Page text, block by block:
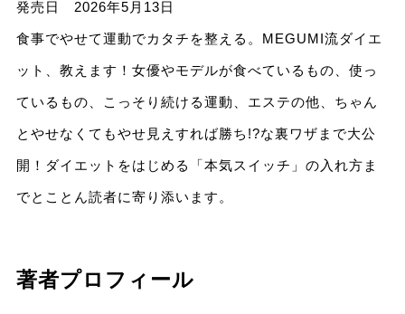
発売日 2026年5月13日
食事でやせて運動でカタチを整える。MEGUMI流ダイエ
ット、教えます！女優やモデルが食べているもの、使っ
ているもの、こっそり続ける運動、エステの他、ちゃん
とやせなくてもやせ見えすれば勝ち!?な裏ワザまで大公
開！ダイエットをはじめる「本気スイッチ」の入れ方ま
でとことん読者に寄り添います。
著者プロフィール